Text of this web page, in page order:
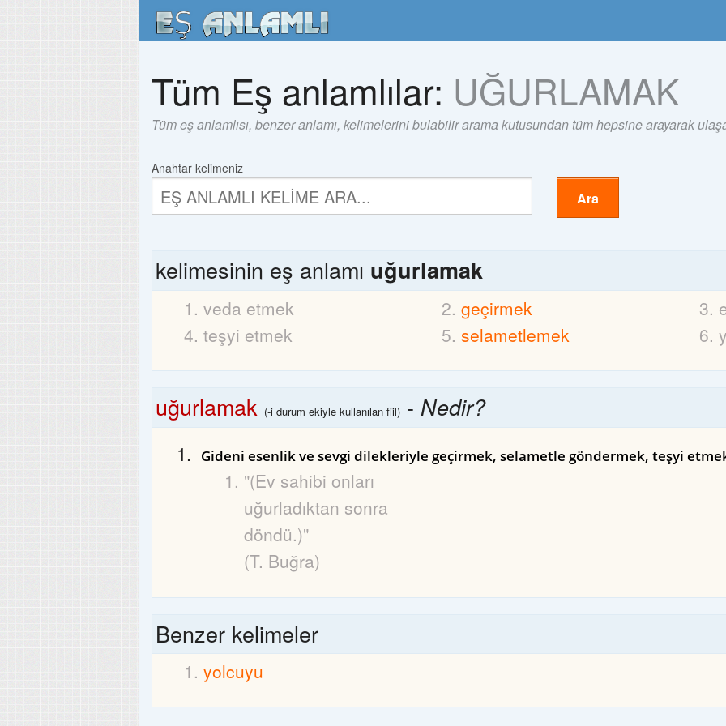
Tüm Eş anlamlılar: UĞURLAMAK
Tüm eş anlamlısı, benzer anlamı, kelimelerini bulabilir arama kutusundan tüm hepsine arayarak
Anahtar kelimeniz
Ara
kelimesinin eş anlamı uğurlamak
veda etmek geçirmek
teşyi etmek
selametlemek
uğurlamak (-i durum ekiyle kullanılan fiil) - Nedir?
Gideni esenlik ve sevgi dilekleriyle geçirmek, selametle göndermek, teşyi
"(Ev sahibi onları
uğurladıktan sonra
döndü.)"
(T. Buğra)
Benzer kelimeler
yolcuyu